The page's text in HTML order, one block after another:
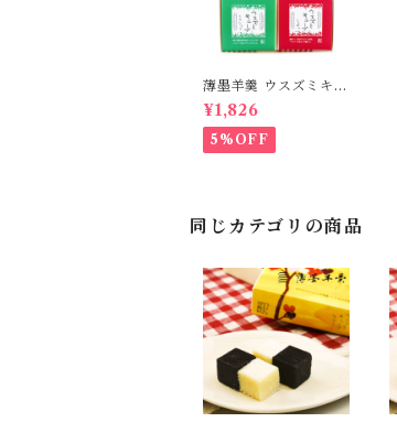
薄墨羊羹 ウスズミキュ
ーブ 4箱セット (クラ
シック×2/キャラメル×
1/ショコラ×1)
¥1,826
5%OFF
同じカテゴリの商品